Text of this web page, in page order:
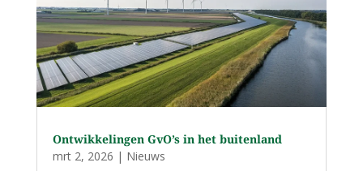
Ontwikkelingen GvO’s in het buitenland
mrt 2, 2026 | Nieuws